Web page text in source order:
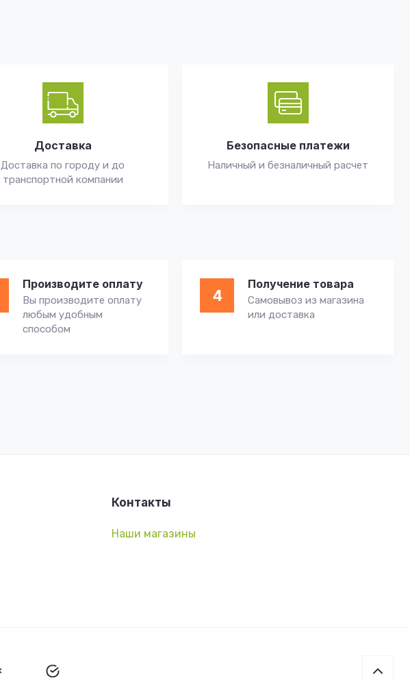
Доставка
Доставка по городу и до
транспортной компании
Безопасные платежи
Наличный и безналичный расчет
Производите оплату
Вы производите оплату
любым удобным
способом
4
Получение товара
Самовывоз из магазина
или доставка
Контакты
Наши магазины